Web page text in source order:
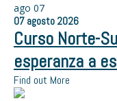
ago 07
07 agosto 2026
Curso Norte-
esperanza a
Find out More